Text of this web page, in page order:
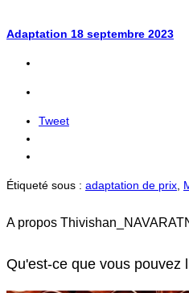
Adaptation 18 septembre 2023
Tweet
Étiqueté sous : adaptation de prix
A propos
Qu'est-ce que vous pouvez